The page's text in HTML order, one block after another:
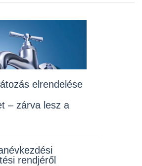
elrendelése
– zárva lesz a
rendjéről
kisegítő
az Erzsébet téri